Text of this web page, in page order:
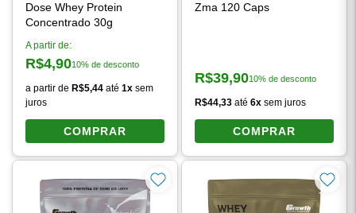
Dose Whey Protein
Concentrado 30g
A partir de:
Preço à vista:
R$4,9010% de desconto
a partir de R$5,44 até1x sem
juros
COMPRAR
Zma 120 Caps
Preço à vista:
R$39,9010% de desconto
R$44,33 até 6x sem juros
COMPRAR